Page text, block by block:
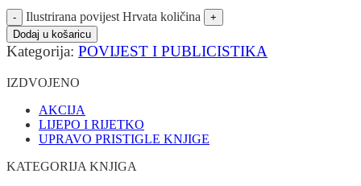
Ilustrirana povijest Hrvata količina
Dodaj u košaricu
Kategorija: POVIJEST I PUBLICISTIKA
IZDVOJENO
AKCIJA
LIJEPO I RIJETKO
UPRAVO PRISTIGLE KNJIGE
KATEGORIJA KNJIGA